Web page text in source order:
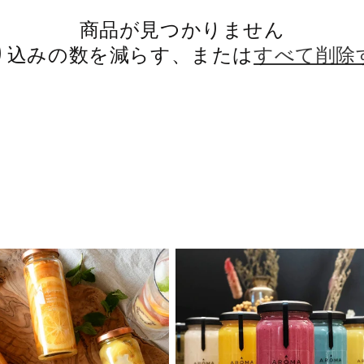
商品が見つかりません
込みの数を減らす、またはすべて削除